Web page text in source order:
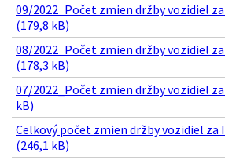
09/2022_Počet zmien držby vozidiel
(179,8 kB)
08/2022_Počet zmien držby vozidiel
(178,3 kB)
07/2022_Počet zmien držby vozidiel
kB)
Celkový počet zmien držby vozidiel za
(246,1 kB)